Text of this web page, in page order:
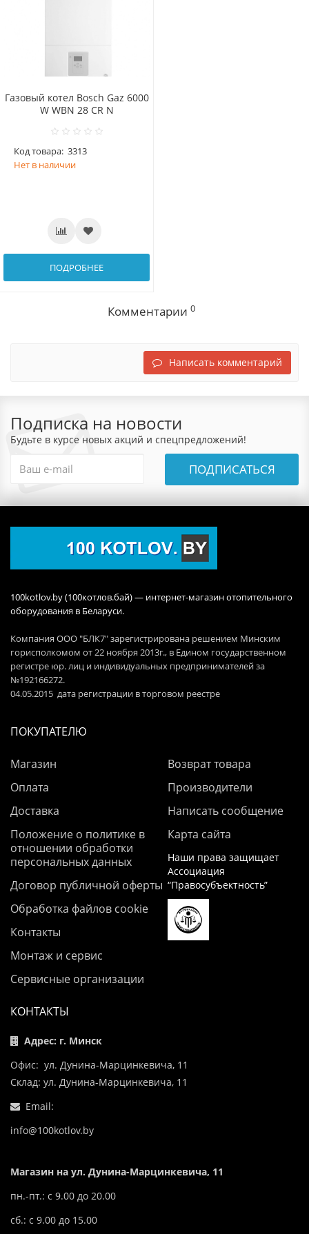
Газовый котел Bosch Gaz 6000
W WBN 28 CR N
Код товара: 3313
Нет в наличии
ПОДРОБНЕЕ
Комментарии 0
Написать комментарий
Подписка на новости
Будьте в курсе новых акций и спецпредложений!
ПОДПИСАТЬСЯ
100kotlov.by (100котлов.бай) — интернет-магазин отопительного
оборудования в Беларуси.
Компания ООО "БЛК7" зарегистрирована решением Минским
горисполкомом от 22 ноября 2013г., в Едином государственном
регистре юр. лиц и индивидуальных предпринимателей за
№192166272.
04.05.2015 дата регистрации в торговом реестре
ПОКУПАТЕЛЮ
Магазин
Оплата
Доставка
Положение о политике в
отношении обработки
персональных данных
Договор публичной оферты
Обработка файлов cookie
Контакты
Монтаж и сервис
Сервисные организации
Возврат товара
Производители
Написать сообщение
Карта сайта
Наши права защищает
Ассоциация
“Правосубъектность”
КОНТАКТЫ
Адрес: г. Минск
Офис: ул. Дунина-Марцинкевича, 11
Склад: ул. Дунина-Марцинкевича, 11
Email:
info@100kotlov.by
Магазин на ул. Дунина-Марцинкевича, 11
пн.-пт.: с 9.00 до 20.00
сб.: с 9.00 до 15.00